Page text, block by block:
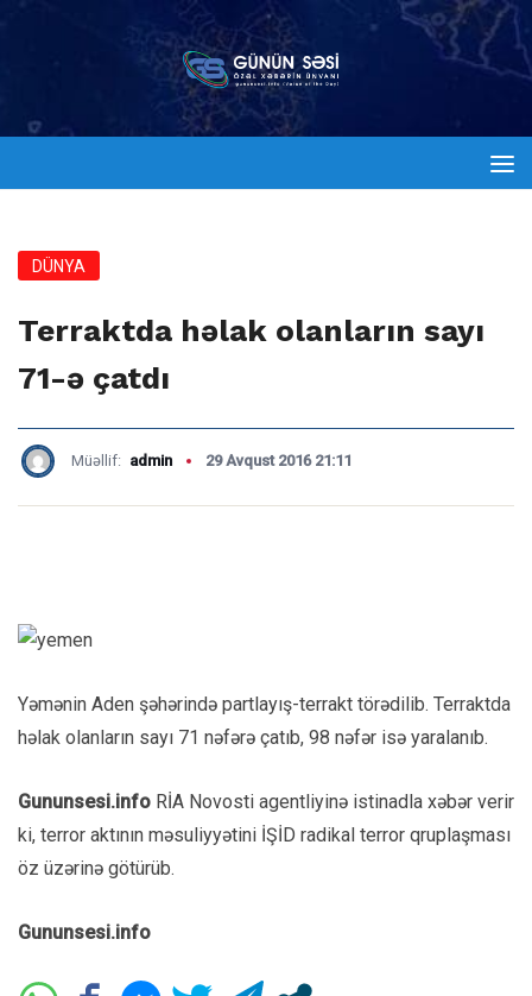
DÜNYA
Terraktda həlak olanların sayı
71-ə çatdı
Müəllif: admin 29 Avqust 2016 21:11
Yəmənin Aden şəhərində partlayış-terrakt törədilib. Terraktda
həlak olanların sayı 71 nəfərə çatıb, 98 nəfər isə yaralanıb.
Gununsesi.info RİA Novosti agentliyinə istinadla xəbər verir
ki, terror aktının məsuliyyətini İŞİD radikal terror qruplaşması
öz üzərinə götürüb.
Gununsesi.info